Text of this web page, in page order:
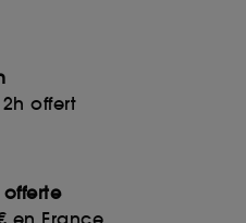
offert
en France